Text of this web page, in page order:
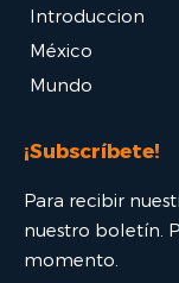
Introduccion
México
Mundo
¡Subscríbete!
Para recibir
nuestro boletín.
momento.